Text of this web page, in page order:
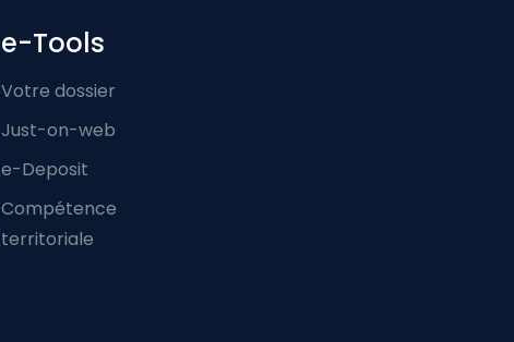
e-Tools
Votre dossier
Just-on-web
e-Deposit
Compétence
territoriale